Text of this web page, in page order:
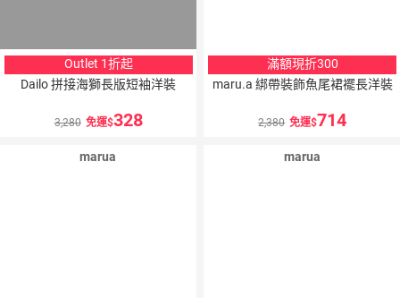
Outlet 1折起
Dailo 拼接海獅長版短袖洋裝
3,280 免運 328
滿額現折300
maru.a 綁帶裝飾魚尾裙襬長洋裝
2,380 免運 714
marua marua